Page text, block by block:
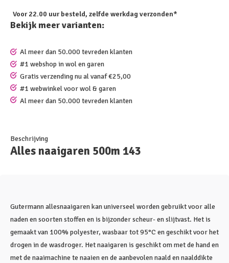
Voor 22.00 uur besteld, zelfde werkdag verzonden*
Bekijk meer varianten:
Al meer dan 50.000 tevreden klanten
#1 webshop in wol en garen
Gratis verzending nu al vanaf €25,00
#1 webwinkel voor wol & garen
Al meer dan 50.000 tevreden klanten
Beschrijving
Alles naaigaren 500m 143
Gutermann allesnaaigaren kan universeel worden gebruikt voor alle
naden en soorten stoffen en is bijzonder scheur- en slijtvast. Het is
gemaakt van 100% polyester, wasbaar tot 95°C en geschikt voor het
drogen in de wasdroger. Het naaigaren is geschikt om met de hand en
met de naaimachine te naaien en de aanbevolen naald en naalddikte